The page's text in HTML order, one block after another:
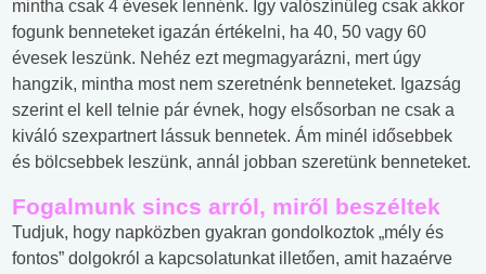
mintha csak 4 évesek lennénk. Így valószínűleg csak akkor
fogunk benneteket igazán értékelni, ha 40, 50 vagy 60
évesek leszünk. Nehéz ezt megmagyarázni, mert úgy
hangzik, mintha most nem szeretnénk benneteket. Igazság
szerint el kell telnie pár évnek, hogy elsősorban ne csak a
kiváló szexpartnert lássuk bennetek. Ám minél idősebbek
és bölcsebbek leszünk, annál jobban szeretünk benneteket.
Fogalmunk sincs arról, miről beszéltek
Tudjuk, hogy napközben gyakran gondolkoztok „mély és
fontos” dolgokról a kapcsolatunkat illetően, amit hazaérve